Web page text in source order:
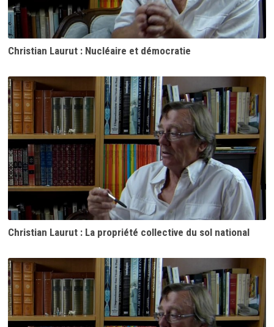
Christian Laurut : Nucléaire et démocratie
Christian Laurut : La propriété collective du sol national